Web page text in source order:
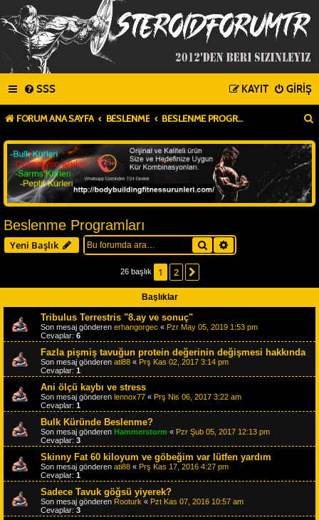
SSS GIRIŞ
KAYIT
FORUM ANA SAYFA BESLENME BESLENME PROGRAMLARI
Beslenme Programları
Yeni Başlık Ara
26 başlık 1 2
Başlıklar
Tribulus Terrestris "8.ay ve sonuç"
Son mesaj gönderen erhangorgec « Pzr May 05, 2019 1:53 pm
Cevaplar: 6
Fazla pişmiş tavuğun protein değerinin değişmesi hakkında
Son mesaj gönderen ati88 « Prş Kas 02, 2017 3:14 pm
Cevaplar: 1
Ani ölçü kaybı ve stress
Son mesaj gönderen lennox77 « Prş Nis 06, 2017 3:22 am
Cevaplar: 1
Bulk Küründe Beslenme?
Son mesaj gönderen Hammerstorm « Pzr Şub 05, 2017 12:13 pm
Cevaplar: 3
Skinny Fat 60 kiloyum ve göbeğim var lütfen yardım
Son mesaj gönderen ati88 « Prş Kas 17, 2016 4:27 pm
Cevaplar: 1
Sadece Tavuk göğsü yiyerek?
Son mesaj gönderen Rooturk « Pzt Kas 07, 2016 10:57 am
Cevaplar: 3